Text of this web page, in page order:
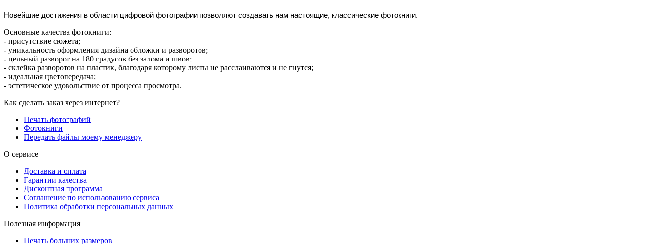
Новейшие достижения в области цифровой фотографии позволяют создавать нам настоящие, классические фотокниги.
Основные качества фотокниги:
- присутствие сюжета;
- уникальность оформления дизайна обложки и разворотов;
- цельный разворот на 180 градусов без залома и швов;
- склейка разворотов на пластик, благодаря которому листы не расслаиваются и не гнутся;
- идеальная цветопередача;
- эстетическое удовольствие от процесса просмотра.
Как сделать заказ через интернет?
Печать фотографий
Фотокниги
Передать файлы моему менеджеру
О сервисе
Доставка и оплата
Гарантии качества
Дисконтная программа
Соглашение по использованию сервиса
Политика обработки персональных данных
Полезная информация
Печать больших размеров